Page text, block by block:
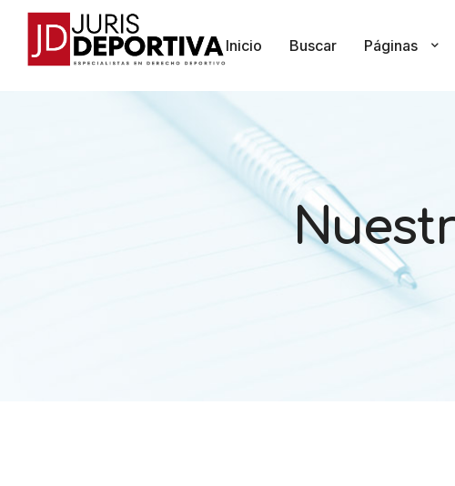
Inicio Buscar Páginas